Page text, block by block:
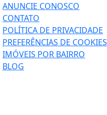
ANUNCIE CONOSCO
CONTATO
POLÍTICA DE PRIVACIDADE
PREFERÊNCIAS DE COOKIES
IMÓVEIS POR BAIRRO
BLOG